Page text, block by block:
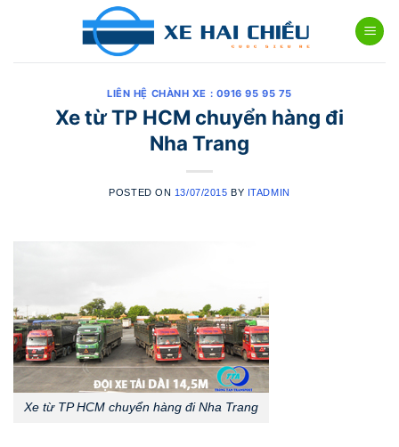
LIÊN HỆ CHÀNH XE : 0916 95 95 75
Xe từ TP HCM chuyển hàng đi
Nha Trang
POSTED ON 13/07/2015 BY ITADMIN
Xe từ TP HCM chuyển hàng đi Nha Trang